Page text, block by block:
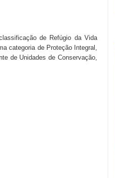
de Refúgio da Vida
categoria de Proteção Integral,
de Unidades de Conservação,